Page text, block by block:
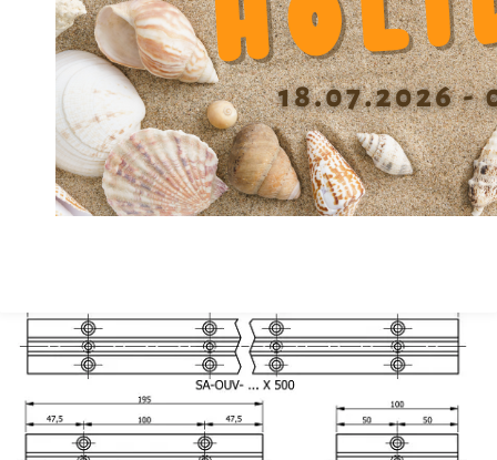
Hauteur F
Hauteur centre X +/-0.01
21.5
Largeur A
26
Matière
GG
Précision
A
Profondeur Lamage W
6